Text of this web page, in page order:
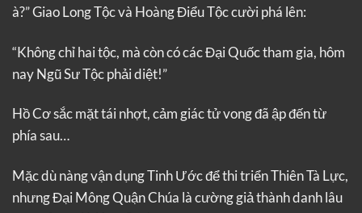
à?” Giao Long Tộc và Hoàng Điểu Tộc cười phá lên:
“Không chỉ hai tộc, mà còn có các Đại Quốc tham gia, hôm
nay Ngũ Sư Tộc phải diệt!”
Hồ Cơ sắc mặt tái nhợt, cảm giác tử vong đã ập đến từ
phía sau…
Mặc dù nàng vận dụng Tinh Ước để thi triển Thiên Tà Lực,
nhưng Đại Mông Quận Chúa là cường giả thành danh lâu